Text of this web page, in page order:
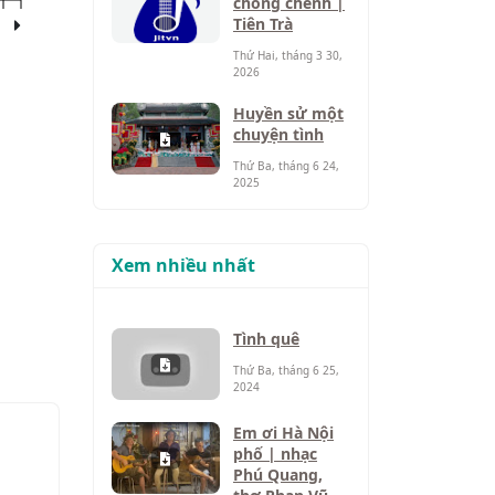
Tiên Trà
Thứ Hai, tháng 3 30,
2026
Huyền sử một
chuyện tình
Thứ Ba, tháng 6 24,
2025
Xem nhiều nhất
Tình quê
Thứ Ba, tháng 6 25,
2024
Em ơi Hà Nội
phố | nhạc
Phú Quang,